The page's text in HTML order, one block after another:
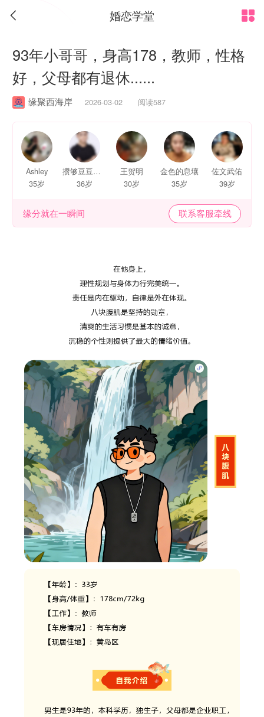
 婚恋学堂
93年小哥哥，身高178，教师，性格
好，父母都有退休......
缘聚西海岸 2026-03-02 阅读587
Ashley
35岁
攒够豆豆就能和你打招呼了
36岁
王贺明
30岁
金色的息壤
35岁
佐文武佑
39岁
缘分就在一瞬间 联系客服牵线
